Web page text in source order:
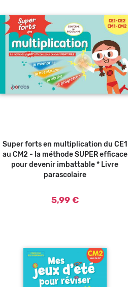
Ajouter au panier
Super forts en multiplication du CE1
au CM2 - la méthode SUPER efficace
pour devenir imbattable * Livre
parascolaire
5,99 €